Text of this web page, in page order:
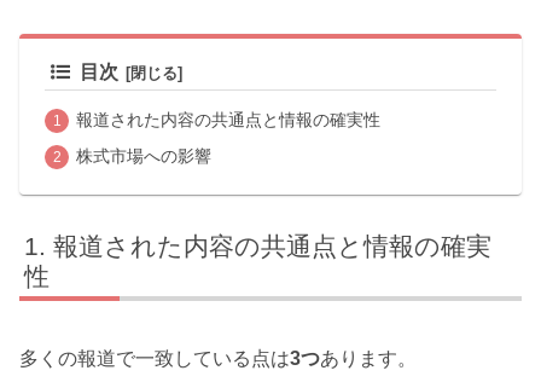
目次
報道された内容の共通点と情報の確実性
株式市場への影響
報道された内容の共通点と情報の確実
性
多くの報道で一致している点は3つあります。